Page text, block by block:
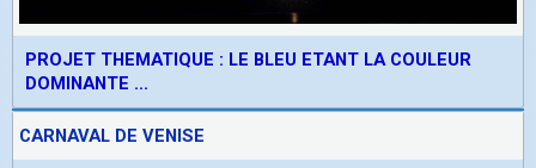
PROJET THEMATIQUE : LE BLEU ETANT LA COULEUR
DOMINANTE ...
CARNAVAL DE VENISE